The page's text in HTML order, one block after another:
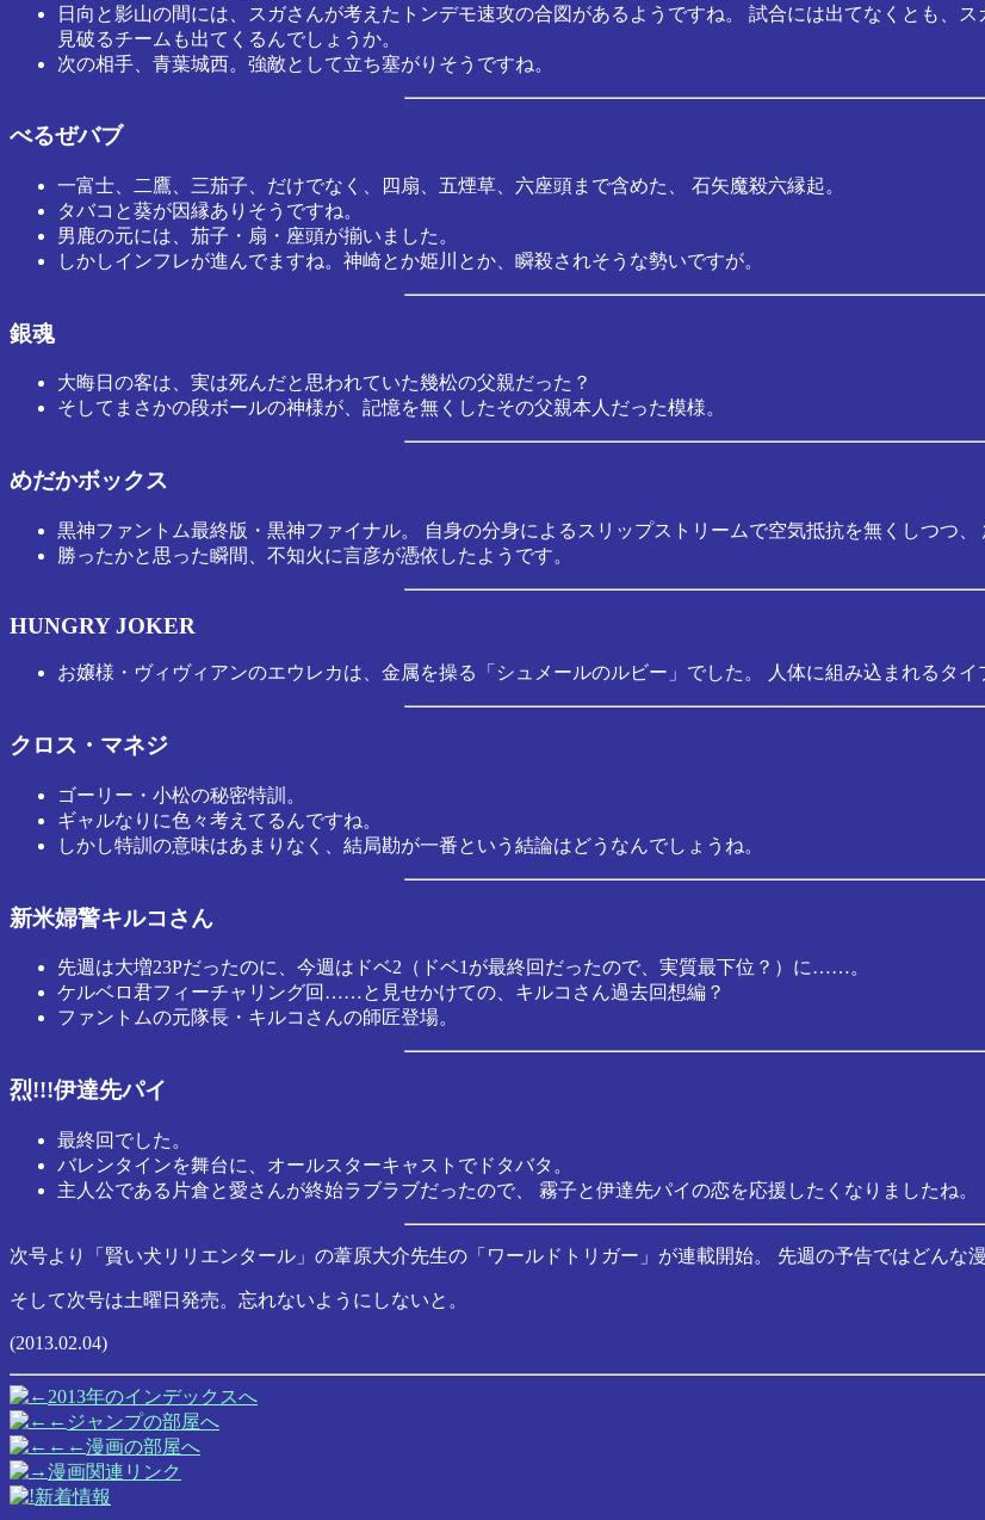
日向と影山の間には、スガさんが考えたトンデモ速攻の合図があるようですね。 試合には出てなくとも、
見破るチームも出てくるんでしょうか。
次の相手、青葉城西。強敵として立ち塞がりそうですね。
べるぜバブ
一富士、二鷹、三茄子、だけでなく、四扇、五煙草、六座頭まで含めた、 石矢魔殺六縁起。
タバコと葵が因縁ありそうですね。
男鹿の元には、茄子・扇・座頭が揃いました。
しかしインフレが進んでますね。神崎とか姫川とか、瞬殺されそうな勢いですが。
銀魂
大晦日の客は、実は死んだと思われていた幾松の父親だった？
そしてまさかの段ボールの神様が、記憶を無くしたその父親本人だった模様。
めだかボックス
黒神ファントム最終版・黒神ファイナル。 自身の分身によるスリップストリームで空気抵抗を無くしつつ、
勝ったかと思った瞬間、不知火に言彦が憑依したようです。
HUNGRY JOKER
お嬢様・ヴィヴィアンのエウレカは、金属を操る「シュメールのルビー」でした。 人体に組み込まれるタイ
クロス・マネジ
ゴーリー・小松の秘密特訓。
ギャルなりに色々考えてるんですね。
しかし特訓の意味はあまりなく、結局勘が一番という結論はどうなんでしょうね。
新米婦警キルコさん
先週は大増23Pだったのに、今週はドベ2（ドベ1が最終回だったので、実質最下位？）に……。
ケルベロ君フィーチャリング回……と見せかけての、キルコさん過去回想編？
ファントムの元隊長・キルコさんの師匠登場。
烈!!!伊達先パイ
最終回でした。
バレンタインを舞台に、オールスターキャストでドタバタ。
主人公である片倉と愛さんが終始ラブラブだったので、 霧子と伊達先パイの恋を応援したくなりましたね。
次号より「賢い犬リリエンタール」の葦原大介先生の「ワールドトリガー」が連載開始。 先週の予告ではどんな
そして次号は土曜日発売。忘れないようにしないと。
(2013.02.04)
2013年のインデックスへ
ジャンプの部屋へ
漫画の部屋へ
漫画関連リンク
新着情報